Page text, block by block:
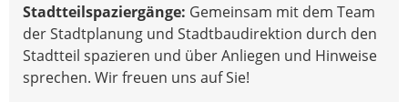
Stadtteilspaziergänge: Gemeinsam mit dem Team
der Stadtplanung und Stadtbaudirektion durch den
Stadtteil spazieren und über Anliegen und Hinweise
sprechen. Wir freuen uns auf Sie!